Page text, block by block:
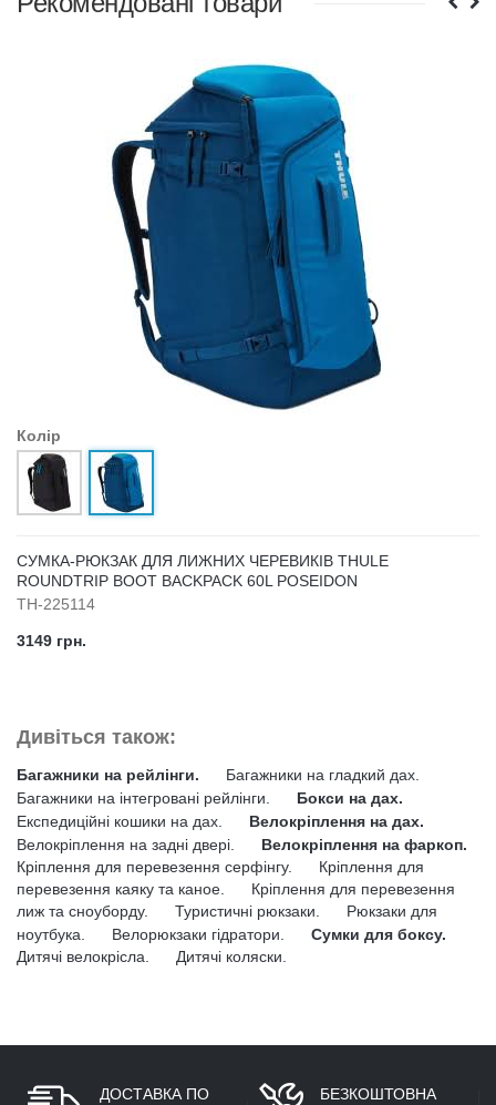
Колір
СУМКА-РЮКЗАК ДЛЯ ЛИЖНИХ ЧЕРЕВИКІВ THULE
ROUNDTRIP BOOT BACKPACK 60L POSEIDON
TH-225114
3149 грн.
Дивіться також:
Багажники на рейлінги.
Багажники на гладкий дах.
Багажники на інтегровані рейлінги.
Бокси на дах.
Експедиційні кошики на дах.
Велокріплення на дах.
Велокріплення на задні двері.
Велокріплення на фаркоп.
Кріплення для перевезення серфінгу.
Кріплення для
перевезення каяку та каное.
Кріплення для перевезення
лиж та сноуборду.
Туристичні рюкзаки.
Рюкзаки для
ноутбука.
Велорюкзаки гідратори.
Сумки для боксу.
Дитячі велокрісла.
Дитячі коляски.
ДОСТАВКА ПО
БЕЗКОШТОВНА